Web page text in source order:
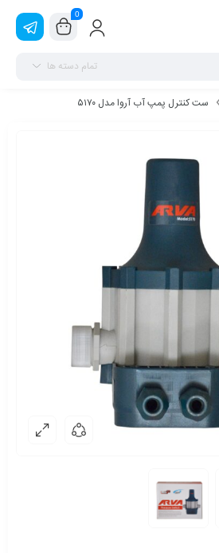
0
تمام دسته ها
ست کنترل پمپ آب آروا مدل ۵۱۷۰